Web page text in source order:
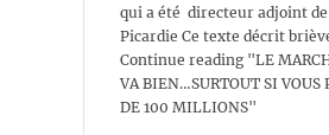
qui a été directeur adjoint
Picardie Ce texte décrit
Continue reading "LE
VA BIEN…SURTOUT SI VOUS
DE 100 MILLIONS"